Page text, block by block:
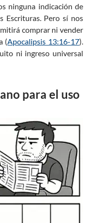
ninguna indicación de
Escrituras. Pero sí nos
comprar ni vender
(Apocalipsis 13:16-17).
ni ingreso universal
para el uso